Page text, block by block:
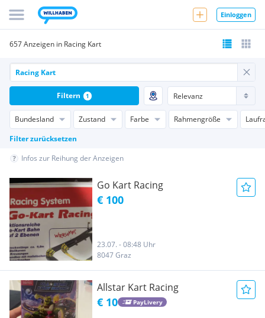
Einloggen
657 Anzeigen in Racing Kart
Bundesland Zustand Farbe Rahmengröße
Filter zurücksetzen
Filtern 1
Infos zur Reihung der Anzeigen
Go Kart Racing
€ 100
23.07. - 08:48 Uhr
8047 Graz
Allstar Kart Racing
€ 10 PayLivery